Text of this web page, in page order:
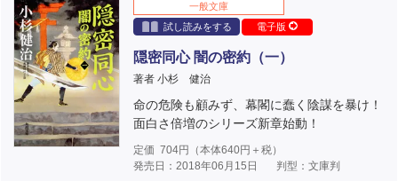
一般文庫
試し読みをする
電子版
隠密同心 闇の密約（一）
著者 小杉 健治
命の危険も顧みず、幕閣に蠢く陰謀を暴け！
面白さ倍増のシリーズ新章始動！
定価 704円（本体640円＋税）
発売日：2018年06月15日
判型：文庫判